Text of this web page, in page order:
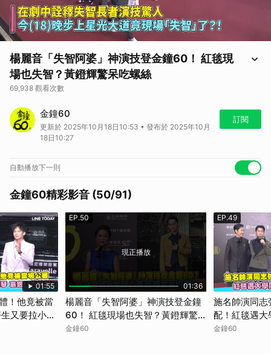
楊麗音「失智阿婆」神演技登金鐘60！ 紅毯現
場也失智？黃鐙輝驚呆吃螺絲
69,938 觀看次數
楊麗音「失智阿婆」神演技登金鐘60！ 紅毯現場也失智？黃鐙輝驚呆吃
螺絲
金鐘60
更新於 2025年10月18日10:53 • 發布於 2025年10月
18日10:27
訂閱
自動播放下一則
金鐘60精彩影音 (50/91)
01:55
！他竟被當
又要拉小提
現正播放
01:36
EP.50
楊麗音「失智阿婆」神演技登金鐘
60！ 紅毯現場也失智？黃鐙輝驚
呆吃螺絲
金鐘60
EP.49
施名帥演同
配！紅毯遇大
事
金鐘60